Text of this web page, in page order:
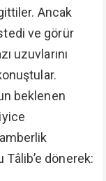
Ancak
ve görür
uzuvlarını
beklenen
dönerek: